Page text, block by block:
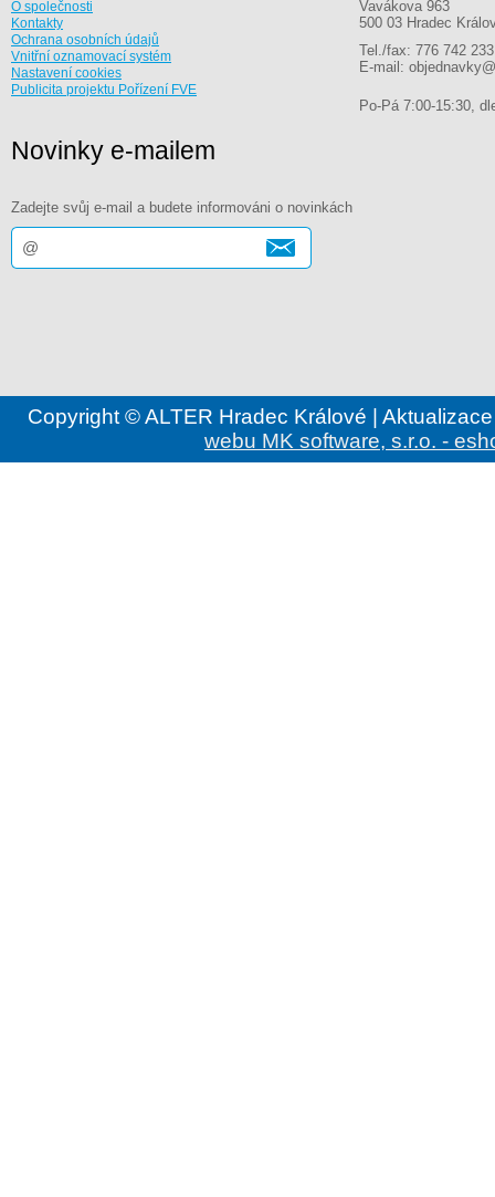
O společnosti
Kontakty
Ochrana osobních údajů
Vnitřní oznamovací systém
Nastavení cookies
Publicita projektu Pořízení FVE
Vavákova 963
500 03 Hradec
Tel./fax: 776 742 233
E-mail:
Po-Pá 7:00-15:30,
Novinky e-mailem
Zadejte svůj e-mail a budete informováni o novinkách
Copyright © ALTER Hradec Králové |
webu MK software, s.r.o. -